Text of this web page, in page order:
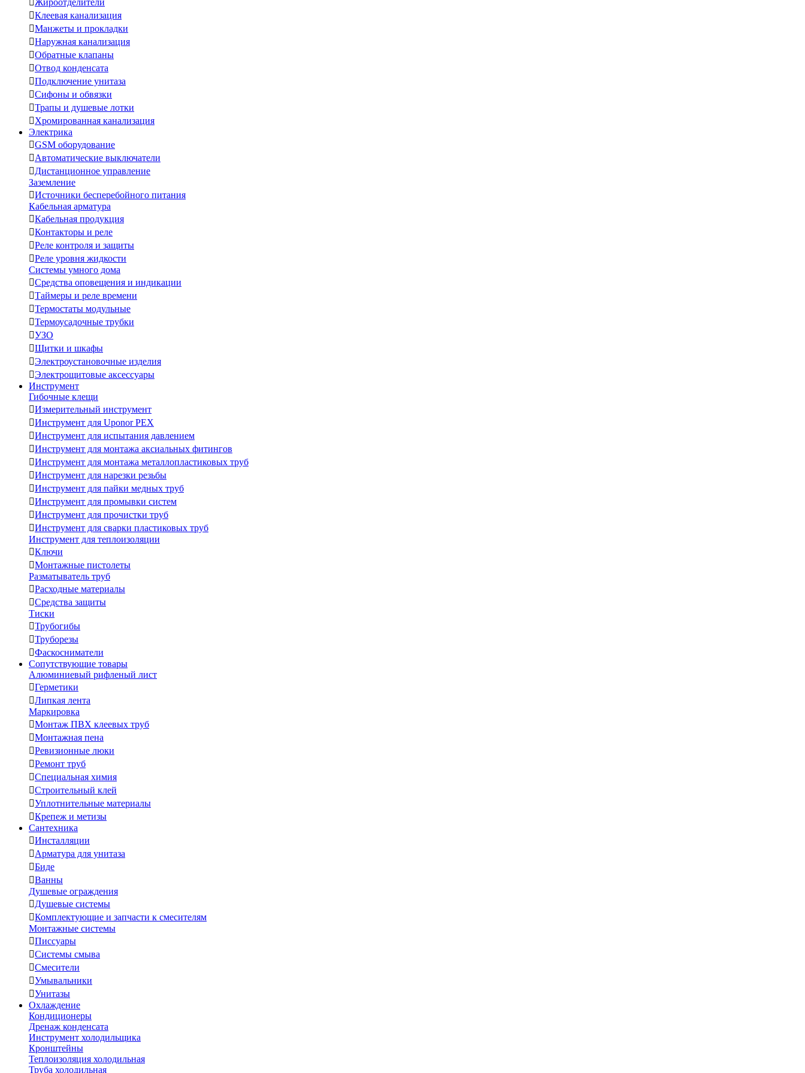
Жироотделители
Клеевая канализация
Манжеты и прокладки
Наружная канализация
Обратные клапаны
Отвод конденсата
Подключение унитаза
Сифоны и обвязки
Трапы и душевые лотки
Хромированная канализация
Электрика
GSM оборудование
Автоматические выключатели
Дистанционное управление
Заземление
Источники бесперебойного питания
Кабельная арматура
Кабельная продукция
Контакторы и реле
Реле контроля и защиты
Реле уровня жидкости
Системы умного дома
Средства оповещения и индикации
Таймеры и реле времени
Термостаты модульные
Термоусадочные трубки
УЗО
Щитки и шкафы
Электроустановочные изделия
Электрощитовые аксессуары
Инструмент
Гибочные клещи
Измерительный инструмент
Инструмент для Uponor PEX
Инструмент для испытания давлением
Инструмент для монтажа аксиальных фитингов
Инструмент для монтажа металлопластиковых труб
Инструмент для нарезки резьбы
Инструмент для пайки медных труб
Инструмент для промывки систем
Инструмент для прочистки труб
Инструмент для сварки пластиковых труб
Инструмент для теплоизоляции
Ключи
Монтажные пистолеты
Разматыватель труб
Расходные материалы
Средства защиты
Тиски
Трубогибы
Труборезы
Фаскосниматели
Сопутствующие товары
Алюминиевый рифленый лист
Герметики
Липкая лента
Маркировка
Монтаж ПВХ клеевых труб
Монтажная пена
Ревизионные люки
Ремонт труб
Специальная химия
Строительный клей
Уплотнительные материалы
Крепеж и метизы
Сантехника
Инсталляции
Арматура для унитаза
Биде
Ванны
Душевые ограждения
Душевые системы
Комплектующие и запчасти к смесителям
Монтажные системы
Писсуары
Системы смыва
Смесители
Умывальники
Унитазы
Охлаждение
Кондиционеры
Дренаж конденсата
Инструмент холодильщика
Кронштейны
Теплоизоляция холодильная
Труба холодильная